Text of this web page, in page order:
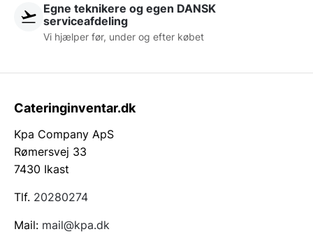
Egne teknikere og egen DANSK
serviceafdeling
Vi hjælper før, under og efter købet
Cateringinventar.dk
Kpa Company ApS
Rømersvej 33
7430 Ikast
Tlf. 20280274
Mail: mail@kpa.dk